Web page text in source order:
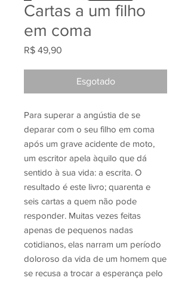
Cartas a um filho
em coma
R$ 49,90
Esgotado
Para superar a angústia de se
deparar com o seu filho em coma
após um grave acidente de moto,
um escritor apela àquilo que dá
sentido à sua vida: a escrita. O
resultado é este livro; quarenta e
seis cartas a quem não pode
responder. Muitas vezes feitas
apenas de pequenos nadas
cotidianos, elas narram um período
doloroso da vida de um homem que
se recusa a trocar a esperança pelo